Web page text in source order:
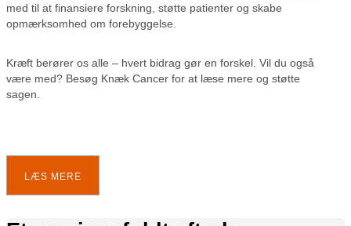
med til at finansiere forskning, støtte patienter og skabe
opmærksomhed om forebyggelse.
Kræft berører os alle – hvert bidrag gør en forskel. Vil du også
være med? Besøg Knæk Cancer for at læse mere og støtte
sagen.
LÆS MERE